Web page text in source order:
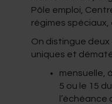
Pôle emploi,
régimes spéciaux,
On distingue
uniques et
mensuelle,
5 ou le 15
l’échéance